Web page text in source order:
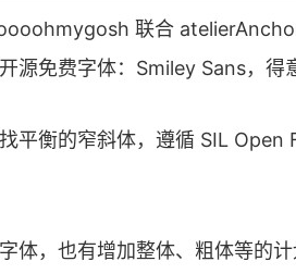
联合
源免费字体：Smiley Sans，得
平衡的窄斜体，遵循 SIL Open
体，也有增加整体、粗体等的计